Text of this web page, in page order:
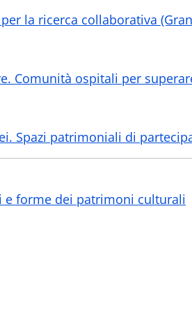
la ricerca collaborativa
Comunità ospitali per
Spazi patrimoniali di
e forme dei patrimoni culturali